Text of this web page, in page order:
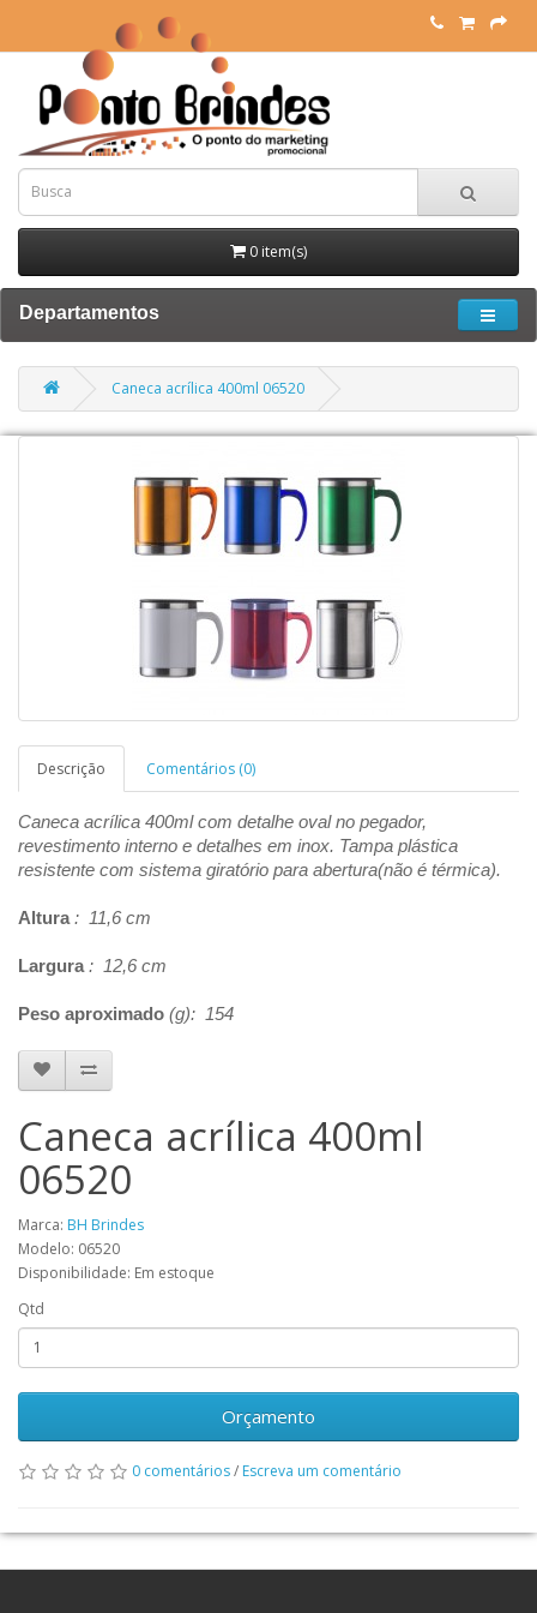
0 item(s)
Departamentos
Caneca acrílica 400ml 06520
Descrição Comentários (0)
Caneca acrílica 400ml com detalhe oval no pegador,
revestimento interno e detalhes em inox. Tampa plástica
resistente com sistema giratório para abertura(não é térmica).
Altura : 11,6 cm
Largura : 12,6 cm
Peso aproximado (g): 154
Caneca acrílica 400ml
06520
Marca: BH Brindes
Modelo: 06520
Disponibilidade: Em estoque
Qtd
Orçamento
0 comentários/ Escreva um comentário